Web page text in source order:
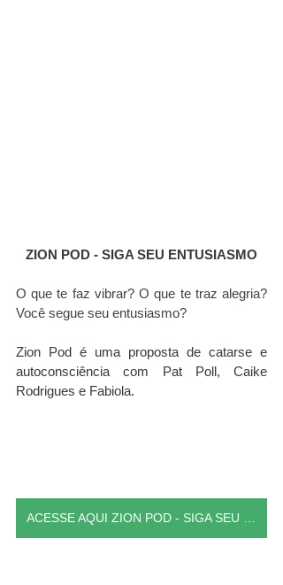
ZION POD - SIGA SEU ENTUSIASMO
O que te faz vibrar? O que te traz alegria?
Você segue seu entusiasmo?
Zion Pod é uma proposta de catarse e
autoconsciência com Pat Poll, Caike
Rodrigues e Fabiola.